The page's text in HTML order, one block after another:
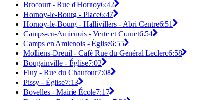
Brocourt - Rue d'Hornoy6:42
Hornoy-le-Bourg - Place6:47
Hornoy-le-Bourg - Hallivillers - Abri Centre6:51
Camps-en-Amienois - Verte et Cornet6:54
Camps en Amienois - Église6:55
Molliens-Dreuil - Café Rue du Général Leclerc6:58
Bougainville - Église7:02
Fluy - Rue du Chaufour7:08
Pissy - Église7:13
Bovelles - Mairie École7:17